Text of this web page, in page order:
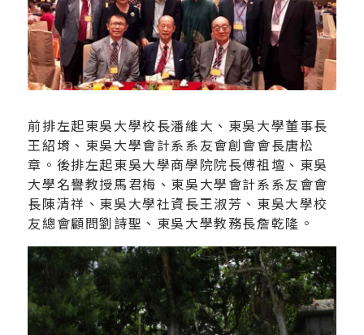
前排左起東吳大學校長潘維大、東吳大學董事長
王紹堉、東吳大學會計系系友會創會會長唐松
章。後排左起東吳大學商學院院長傅祖壇、東吳
大學名譽教授馬君梅、東吳大學會計系系友會會
長陳清祥、東吳大學社資長王淑芳、東吳大學校
友總會顧問劉詩聖、東吳大學教務長詹乾隆。